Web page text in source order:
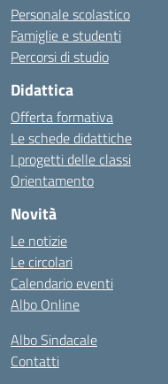
Personale scolastico
Famiglie e studenti
Percorsi di studio
Didattica
Offerta formativa
Le schede didattiche
I progetti delle classi
Orientamento
Novità
Le notizie
Le circolari
Calendario eventi
Albo Online
Albo Sindacale
Contatti